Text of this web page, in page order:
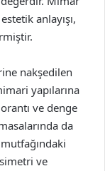
anlayışı,
nakşedilen
yapılarına
ve denge
da
mutfağındaki
ve